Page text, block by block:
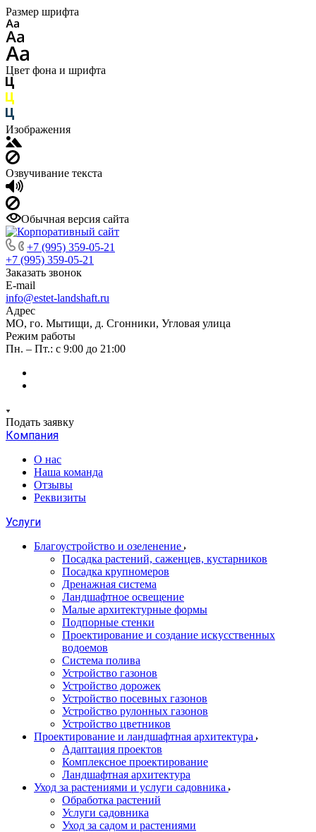
Размер шрифта
Цвет фона и шрифта
Изображения
Озвучивание текста
Обычная версия сайта
+7 (995) 359-05-21
+7 (995) 359-05-21
Заказать звонок
E-mail
info@estet-landshaft.ru
Адрес
МО, го. Мытищи, д. Сгонники, Угловая улица
Режим работы
Пн. – Пт.: с 9:00 до 21:00
Подать заявку
Компания
О нас
Наша команда
Отзывы
Реквизиты
Услуги
Благоустройство и озеленение
Посадка растений, саженцев, кустарников
Посадка крупномеров
Дренажная система
Ландшафтное освещение
Малые архитектурные формы
Подпорные стенки
Проектирование и создание искусственных
водоемов
Система полива
Устройство газонов
Устройство дорожек
Устройство посевных газонов
Устройство рулонных газонов
Устройство цветников
Проектирование и ландшафтная архитектура
Адаптация проектов
Комплексное проектирование
Ландшафтная архитектура
Уход за растениями и услуги садовника
Обработка растений
Услуги садовника
Уход за садом и растениями